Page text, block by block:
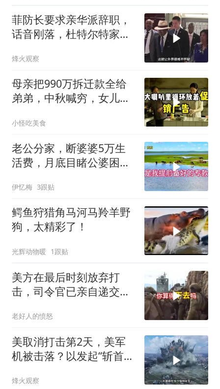
菲防长要求亲华派辞职，
话音刚落，杜特尔特家族
烽火观察
母亲把990万拆迁款全给
弟弟，中秋喊穷，女儿笑
小怪吃美食
老公分家，断婆婆5万生
活费，月底目睹公婆困
伊忆梅 3跟贴
鳄鱼狩猎角马河马羚羊野
狗，太精彩了！
光辉动物暖 1跟贴
美方在最后时刻放弃打
击，司令官已亲自递交文
老好人的愤怒
美取消打击第2天，美军
机被击落？以发起“斩首行
烽火观察